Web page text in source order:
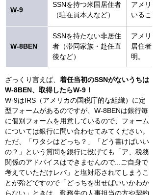
W-9
SSNを持つ米国居住者
（駐在員本人など）
アメリ
いるこ
W-8BEN
SSNを持たない非居住
者（帯同家族・赴任直
後など）
アメリ
居住者
明。
ざっくり言えば、 着任当初のSSNがないうちは
W-8BEN、取得したらW-9！
W-9はIRS（アメリカの国税庁的な組織）に定
型フォームがあるのですが、W-8BENは銀行毎
に個別フォームを用意しているので、フォーム
については銀行に問い合わせてみてください。
ただ、「ワタシはどっち？」「どう書けばいい
の？」という質問を銀行に投げても「ア、税務
関係のアドバイスはできませんので...ご自身で
考えていただけレバ」と塩対応されてしまうこ
とが殆どですので「どっちを出せばいいかわか
らない」ときは、勤務先の人事担当の方や契約